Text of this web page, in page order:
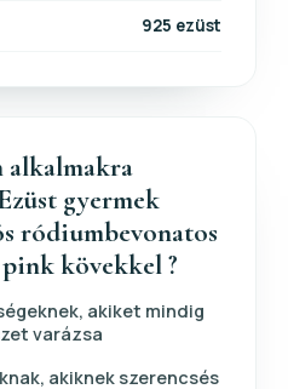
925 ezüst
alkalmakra
gyermek
ródiumbevonatos
kövekkel ?
akiket mindig
varázsa
akiknek szerencsés